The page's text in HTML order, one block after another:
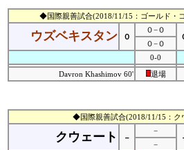
◆国際親善試合(2018/11/15：ゴールド・
ウズベキスタン ０
０−０
０−０
0-0
Davron Khashimov 60'
退場
◆国際親善試合(2018/11/15：ク
クウェート －
−
−